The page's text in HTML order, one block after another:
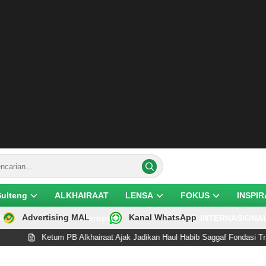
ALKHAIRAAT LENSA FOKUS
Teropong
Advertising MAL Kanal WhatsApp
Ketum PB Alkhairaat Ajak Jadikan Haul Habib Saggaf Fondasi